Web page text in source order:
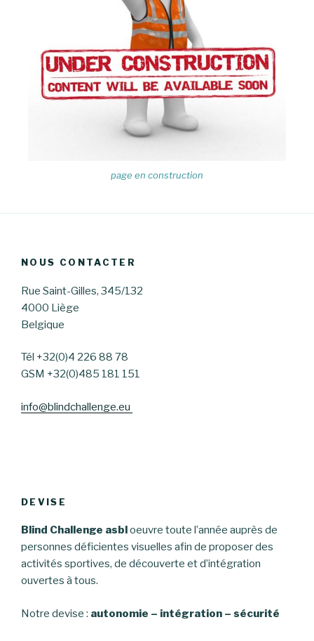
page en construction
NOUS CONTACTER
Rue Saint-Gilles, 345/132
4000 Liège
Belgique
Tél +32(0)4 226 88 78
GSM +32(0)485 181 151
info@blindchallenge.eu
DEVISE
Blind Challenge asbl oeuvre toute l’année auprès de
personnes déficientes visuelles afin de proposer des
activités sportives, de découverte et d’intégration
ouvertes à tous.
Notre devise : autonomie – intégration – sécurité